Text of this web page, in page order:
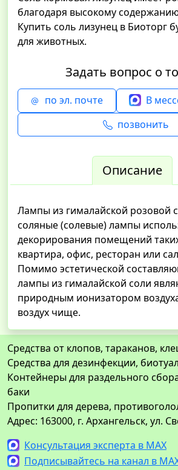
благодаря высокому
Купить соль лизунец в Биоторг
для животных.
Задать вопрос о
по эл. почте
В
позвонить
Описание
Лампы из гималайской розовой
соляные (солевые) лампы
декорирования помещений
квартира, офис, ресторан или
Помимо эстетической
лампы из гималайской соли
природным ионизатором
воздух чище.
Средства от клопов, тараканов,
Средства для дезинфекции,
Контейнеры для раздельного
баки
Пропитки для дерева,
Адрес: 163000, г. Архангельск, ул.
Консультация эксперта в MAX
Подписывайтесь на канал в